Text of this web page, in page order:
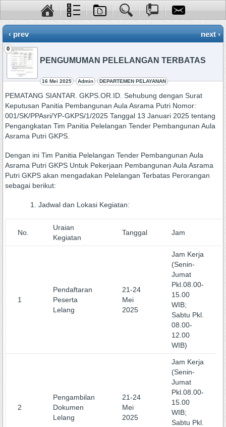
‹ prev next ›
0
PENGUMUMAN PELELANGAN TERBATAS
16 Mei 2025 Admin DEPARTEMEN PELAYANAN
PEMATANG SIANTAR. GKPS.OR.ID. Sehubung dengan Surat
Keputusan Panitia Pembangunan Aula Asrama Putri Nomor:
001/SK/PPAsri/YP-GKPS/1/2025 Tanggal 13 Januari 2025 tentang
Pengangkatan Tim Panitia Pelelangan Tender Pembangunan Aula
Asrama Putri GKPS.
Dengan ini Tim Panitia Pelelangan Tender Pembangunan Aula
Asrama Putri GKPS Untuk Pekerjaan Pembangunan Aula Asrama
Putri GKPS akan mengadakan Pelelangan Terbatas Perorangan
sebagai berikut:
Jadwal dan Lokasi Kegiatan:
No.
Uraian
Kegiatan
Tanggal Jam
1
Pendaftaran
Peserta
Lelang
21-24
Mei
2025
Jam Kerja
(Senin-
Jumat
Pkl.08.00-
15.00
WIB;
Sabtu Pkl.
08.00-
12.00
WIB)
2
Pengambilan
Dokumen
Lelang
21-24
Mei
2025
Jam Kerja
(Senin-
Jumat
Pkl.08.00-
15.00
WIB;
Sabtu Pkl.